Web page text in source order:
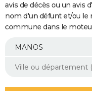
Retraite
Epargne
Immobilier
Risques naturels par ville
Banque
Assurance
AUTO
Essais
Réserver un essai
Citadines
Berlines
SUV
Forum auto
+
Mobiles
Meilleur smartphone
Internet
Ordinateurs
Jeux vidéo
Guide high-tech
Aménagement intérieur
avis de décès ou un avis
nom d'un défunt et/ou le
commune dans le